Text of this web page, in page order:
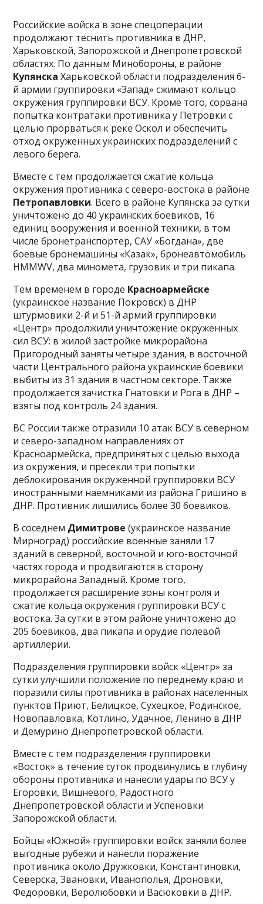
Российские войска в зоне спецоперации
продолжают теснить противника в ДНР,
Харьковской, Запорожской и Днепропетровской
областях. По данным Минобороны, в районе
Купянска Харьковской области подразделения 6-
й армии группировки «Запад» сжимают кольцо
окружения группировки ВСУ. Кроме того, сорвана
попытка контратаки противника у Петровки с
целью прорваться к реке Оскол и обеспечить
отход окруженных украинских подразделений с
левого берега.
Вместе с тем продолжается сжатие кольца
окружения противника с северо-востока в районе
Петропавловки. Всего в районе Купянска за сутки
уничтожено до 40 украинских боевиков, 16
единиц вооружения и военной техники, в том
числе бронетранспортер, САУ «Богдана», две
боевые бронемашины «Казак», бронеавтомобиль
HMMWV, два миномета, грузовик и три пикапа.
Тем временем в городе Красноармейске
(украинское название Покровск) в ДНР
штурмовики 2-й и 51-й армий группировки
«Центр» продолжили уничтожение окруженных
сил ВСУ: в жилой застройке микрорайона
Пригородный заняты четыре здания, в восточной
части Центрального района украинские боевики
выбиты из 31 здания в частном секторе. Также
продолжается зачистка Гнатовки и Рога в ДНР –
взяты под контроль 24 здания.
ВС России также отразили 10 атак ВСУ в северном
и северо-западном направлениях от
Красноармейска, предпринятых с целью выхода
из окружения, и пресекли три попытки
деблокирования окруженной группировки ВСУ
иностранными наемниками из района Гришино в
ДНР. Противник лишились более 30 боевиков.
В соседнем Димитрове (украинское название
Мирноград) российские военные заняли 17
зданий в северной, восточной и юго-восточной
частях города и продвигаются в сторону
микрорайона Западный. Кроме того,
продолжается расширение зоны контроля и
сжатие кольца окружения группировки ВСУ с
востока. За сутки в этом районе уничтожено до
205 боевиков, два пикапа и орудие полевой
артиллерии.
Подразделения группировки войск «Центр» за
сутки улучшили положение по переднему краю и
поразили силы противника в районах населенных
пунктов Приют, Белицкое, Сухецкое, Родинское,
Новопавловка, Котлино, Удачное, Ленино в ДНР
и Демурино Днепропетровской области.
Вместе с тем подразделения группировки
«Восток» в течение суток продвинулись в глубину
обороны противника и нанесли удары по ВСУ у
Егоровки, Вишневого, Радостного
Днепропетровской области и Успеновки
Запорожской области.
Бойцы «Южной» группировки войск заняли более
выгодные рубежи и нанесли поражение
противника около Дружковки, Константиновки,
Северска, Звановки, Иванополья, Дроновки,
Федоровки, Веролюбовки и Васюковки в ДНР.